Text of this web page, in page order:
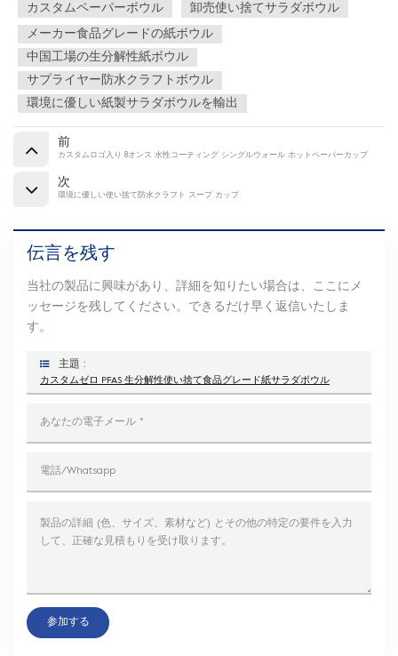
カスタムペーパーボウル 卸売使い捨てサラダボウル
メーカー食品グレードの紙ボウル
中国工場の生分解性紙ボウル
サプライヤー防水クラフトボウル
環境に優しい紙製サラダボウルを輸出
前
カスタムロゴ入り 8オンス 水性コーティング シングルウォール ホットペーパーカップ
次
環境に優しい使い捨て防水クラフト スープ カップ
伝言を残す
当社の製品に興味があり、詳細を知りたい場合は、ここにメ
ッセージを残してください。できるだけ早く返信いたしま
す。
主題 :
カスタムゼロ PFAS 生分解性使い捨て食品グレード紙サラダボウル
参加する